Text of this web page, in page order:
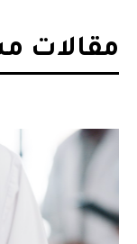
مقالات